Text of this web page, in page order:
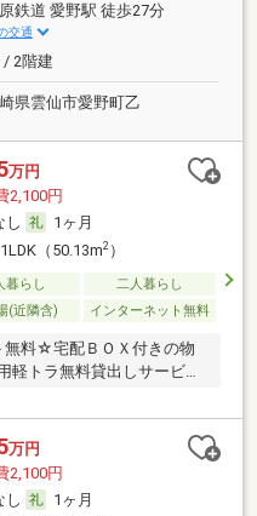
鉄道 愛野駅 徒歩27分
交通
/ 2階建
県雲仙市愛野町乙
万円
2,100円
し
1ヶ月
（50.13m2）
暮らし
二人暮らし
(近隣含) インターネット無料
料☆宅配ＢＯＸ付きの物
トラ無料貸出しサービス
万円
2,100円
し
1ヶ月